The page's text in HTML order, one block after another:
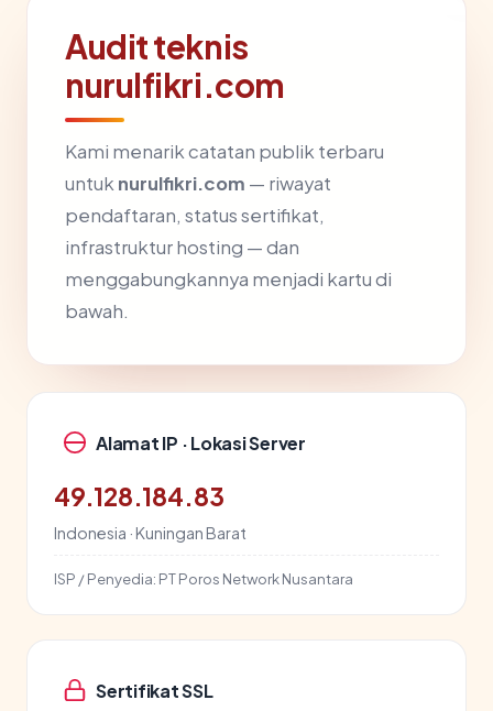
Audit teknis
nurulfikri.com
Kami menarik catatan publik terbaru
untuk nurulfikri.com — riwayat
pendaftaran, status sertifikat,
infrastruktur hosting — dan
menggabungkannya menjadi kartu di
bawah.
Alamat IP · Lokasi Server
49.128.184.83
Indonesia · Kuningan Barat
ISP / Penyedia: PT Poros Network Nusantara
Sertifikat SSL